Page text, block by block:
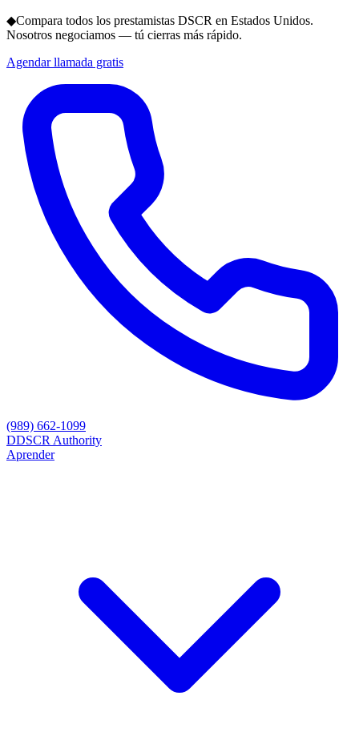
◆Compara todos los prestamistas DSCR en Estados Unidos.
Nosotros negociamos — tú cierras más rápido.
Agendar llamada gratis
(989) 662-1099
DDSCR Authority
Aprender